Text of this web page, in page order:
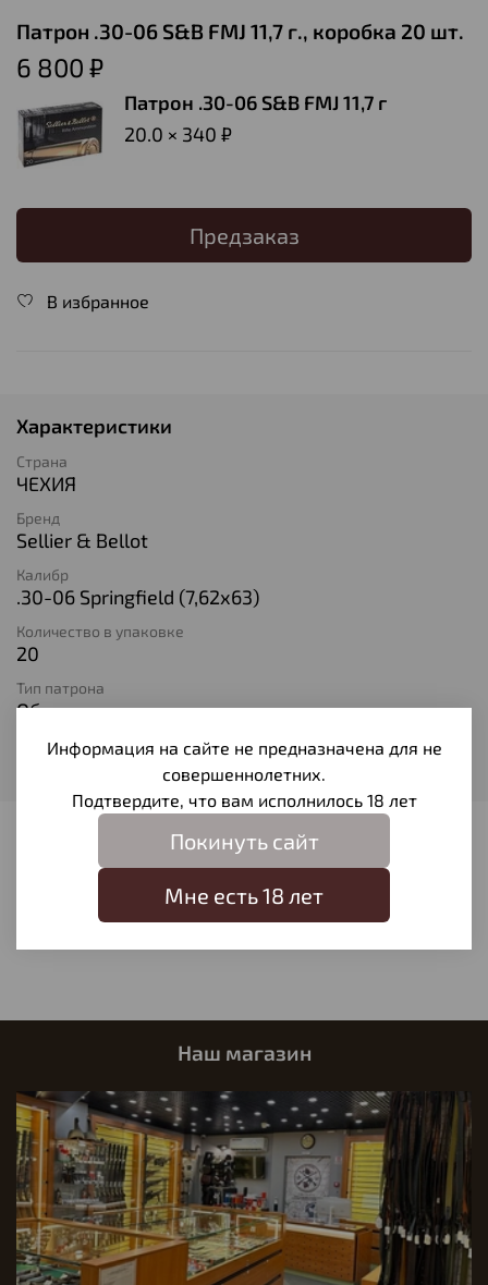
Патрон .30-06 S&B FMJ 11,7 г., коробка 20 шт.
6 800 ₽
Патрон .30-06 S&B FMJ 11,7 г
20.0 × 340 ₽
Предзаказ
В избранное
Характеристики
Страна
ЧЕХИЯ
Бренд
Sellier & Bellot
Калибр
.30-06 Springfield (7,62х63)
Количество в упаковке
20
Тип патрона
Оболочечная
Вес пули
Отзывов еще никто не оставлял
Написать отзыв
Наш магазин
Информация на сайте не предназначена для не
совершеннолетних.
Подтвердите, что вам исполнилось 18 лет
Покинуть сайт
Мне есть 18 лет